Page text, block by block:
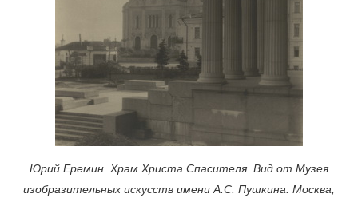
Юрий Еремин. Храм Христа Спасителя. Вид от Музея
изобразительных искусств имени А.С. Пушкина. Москва,